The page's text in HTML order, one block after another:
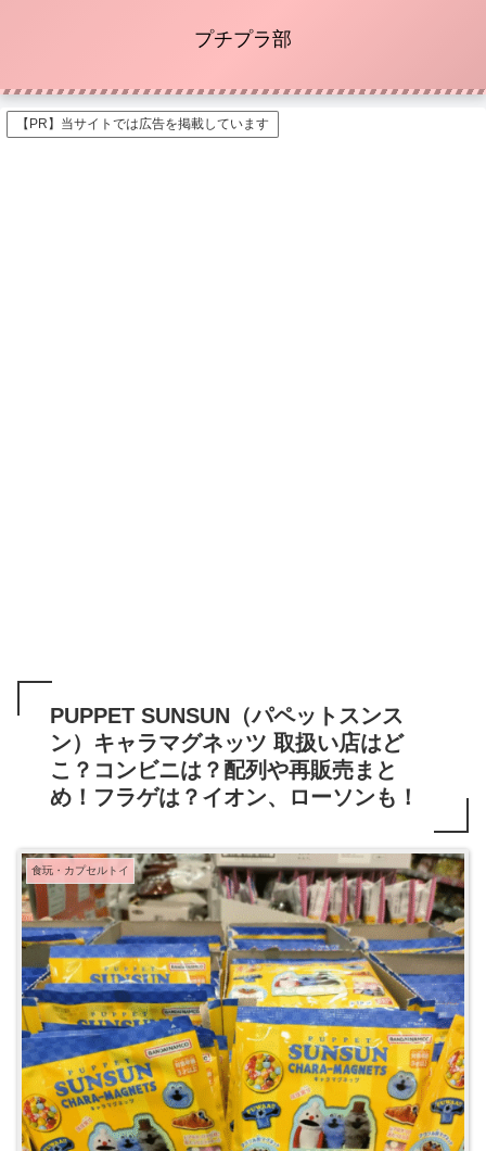
プチプラ部
【PR】当サイトでは広告を掲載しています
PUPPET SUNSUN（パペットスンス
ン）キャラマグネッツ 取扱い店はど
こ？コンビニは？配列や再販売まと
め！フラゲは？イオン、ローソンも！
食玩・カプセルトイ